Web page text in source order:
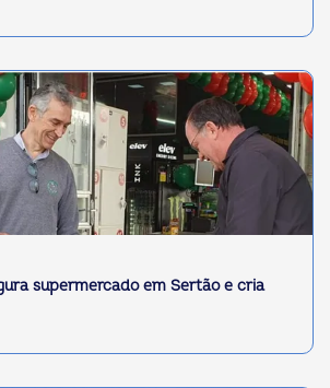
supermercado em Sertão e cria